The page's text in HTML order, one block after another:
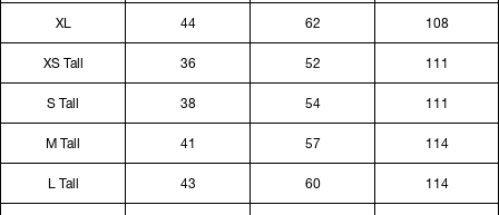
XL 44 62 108
XS Tall 36 52 111
S Tall 38 54 111
M Tall 41 57 114
L Tall 43 60 114